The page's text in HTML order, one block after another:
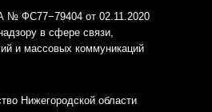
№ ФС77−79404 от 02.11.2020
в сфере связи,
и массовых коммуникаций
Нижегородской области